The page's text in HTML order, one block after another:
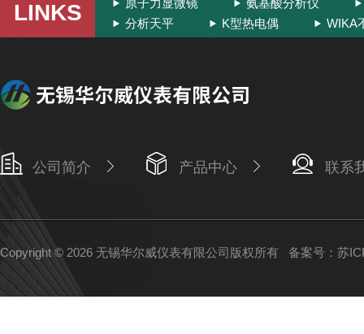
LINKS 原子力显微镜
氨基酸分析仪
分析天平
K型热电偶 WIKA
公司简介 产品中心 联系
Copyright © 2026 无锡华尔威仪表有限公司版权所有 备案号：苏